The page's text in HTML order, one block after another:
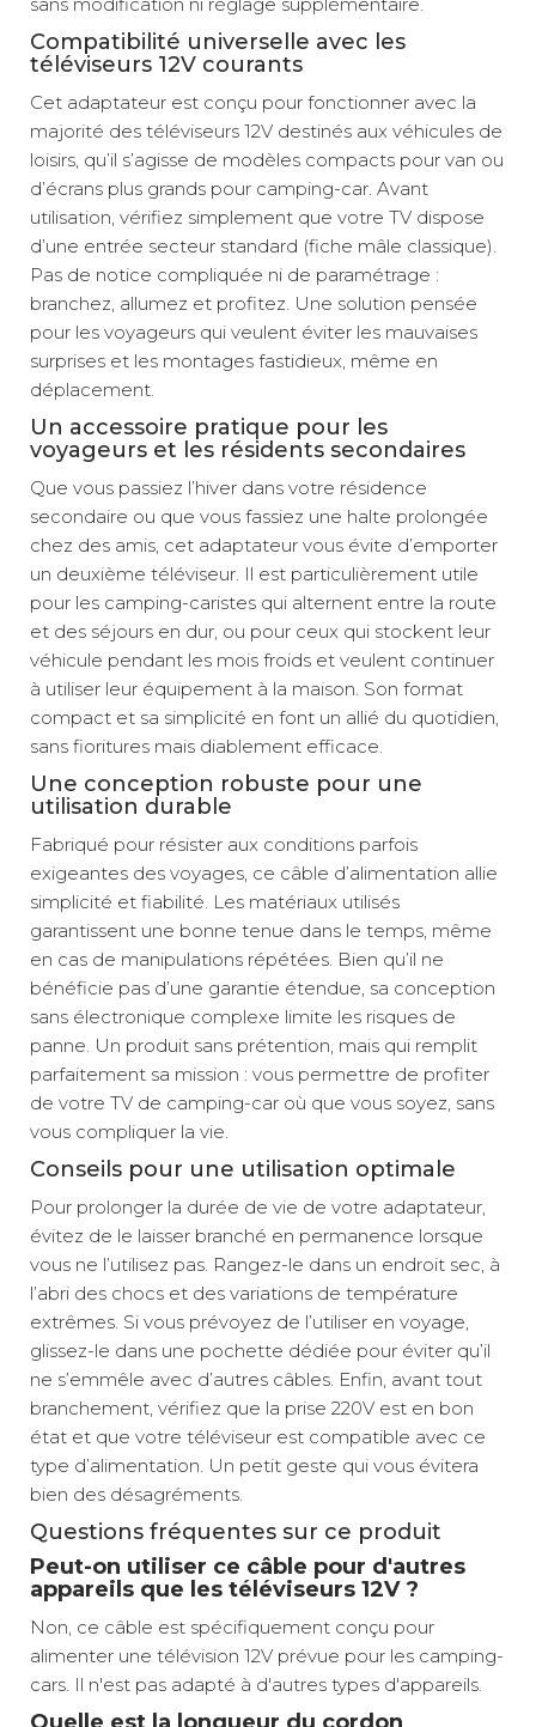
Compatibilité universelle avec les
téléviseurs 12V courants
Cet adaptateur est conçu pour fonctionner avec la
majorité des téléviseurs 12V destinés aux véhicules de
loisirs, qu’il s’agisse de modèles compacts pour van ou
d’écrans plus grands pour camping-car. Avant
utilisation, vérifiez simplement que votre TV dispose
d’une entrée secteur standard (fiche mâle classique).
Pas de notice compliquée ni de paramétrage :
branchez, allumez et profitez. Une solution pensée
pour les voyageurs qui veulent éviter les mauvaises
surprises et les montages fastidieux, même en
déplacement.
Un accessoire pratique pour les
voyageurs et les résidents secondaires
Que vous passiez l’hiver dans votre résidence
secondaire ou que vous fassiez une halte prolongée
chez des amis, cet adaptateur vous évite d’emporter
un deuxième téléviseur. Il est particulièrement utile
pour les camping-caristes qui alternent entre la route
et des séjours en dur, ou pour ceux qui stockent leur
véhicule pendant les mois froids et veulent continuer
à utiliser leur équipement à la maison. Son format
compact et sa simplicité en font un allié du quotidien,
sans fioritures mais diablement efficace.
Une conception robuste pour une
utilisation durable
Fabriqué pour résister aux conditions parfois
exigeantes des voyages, ce câble d’alimentation allie
simplicité et fiabilité. Les matériaux utilisés
garantissent une bonne tenue dans le temps, même
en cas de manipulations répétées. Bien qu’il ne
bénéficie pas d’une garantie étendue, sa conception
sans électronique complexe limite les risques de
panne. Un produit sans prétention, mais qui remplit
parfaitement sa mission : vous permettre de profiter
de votre TV de camping-car où que vous soyez, sans
vous compliquer la vie.
Conseils pour une utilisation optimale
Pour prolonger la durée de vie de votre adaptateur,
évitez de le laisser branché en permanence lorsque
vous ne l’utilisez pas. Rangez-le dans un endroit sec, à
l’abri des chocs et des variations de température
extrêmes. Si vous prévoyez de l’utiliser en voyage,
glissez-le dans une pochette dédiée pour éviter qu’il
ne s’emmêle avec d’autres câbles. Enfin, avant tout
branchement, vérifiez que la prise 220V est en bon
état et que votre téléviseur est compatible avec ce
type d’alimentation. Un petit geste qui vous évitera
bien des désagréments.
Questions fréquentes sur ce produit
Peut-on utiliser ce câble pour d'autres
appareils que les téléviseurs 12V ?
Non, ce câble est spécifiquement conçu pour
alimenter une télévision 12V prévue pour les camping-
cars. Il n'est pas adapté à d'autres types d'appareils.